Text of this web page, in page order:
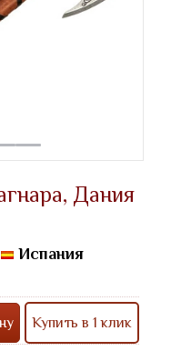
Дания
Испания
Купить в 1 клик